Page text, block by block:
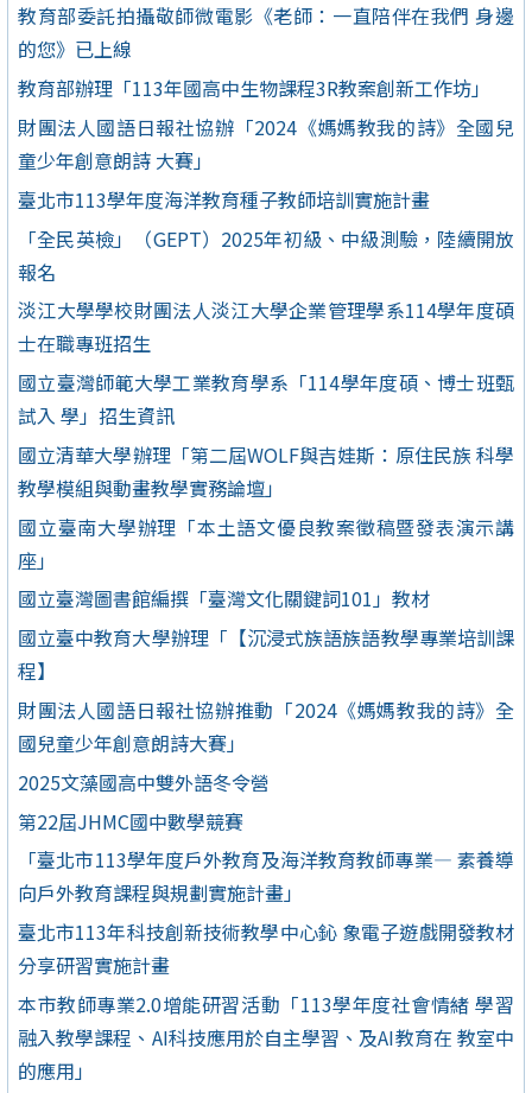
教育部委託拍攝敬師微電影《老師：一直陪伴在我們 身邊
的您》已上線
教育部辦理「113年國高中生物課程3R教案創新工作坊」
財團法人國語日報社協辦「2024《媽媽教我的詩》全國兒
童少年創意朗詩 大賽」
臺北市113學年度海洋教育種子教師培訓實施計畫
「全民英檢」（GEPT）2025年初級、中級測驗，陸續開放
報名
淡江大學學校財團法人淡江大學企業管理學系114學年度碩
士在職專班招生
國立臺灣師範大學工業教育學系「114學年度碩、博士班甄
試入 學」招生資訊
國立清華大學辦理「第二屆WOLF與吉娃斯：原住民族 科學
教學模組與動畫教學實務論壇」
國立臺南大學辦理「本土語文優良教案徵稿暨發表演示講
座」
國立臺灣圖書館編撰「臺灣文化關鍵詞101」教材
國立臺中教育大學辦理「【沉浸式族語族語教學專業培訓課
程】
財團法人國語日報社協辦推動「2024《媽媽教我的詩》全
國兒童少年創意朗詩大賽」
2025文藻國高中雙外語冬令營
第22屆JHMC國中數學競賽
「臺北市113學年度戶外教育及海洋教育教師專業— 素養導
向戶外教育課程與規劃實施計畫」
臺北市113年科技創新技術教學中心鈊 象電子遊戲開發教材
分享研習實施計畫
本市教師專業2.0增能研習活動「113學年度社會情緒 學習
融入教學課程、AI科技應用於自主學習、及AI教育在 教室中
的應用」